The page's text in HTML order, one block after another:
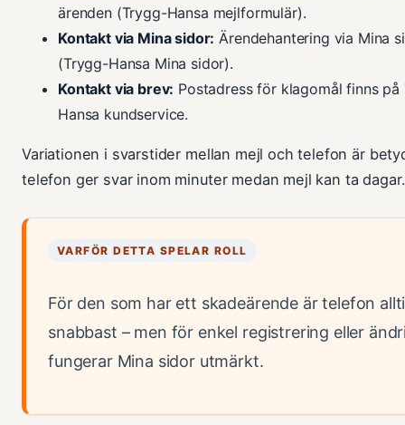
ärenden (Trygg-Hansa mejlformulär).
Kontakt via Mina sidor: Ärendehantering via Mina
(Trygg-Hansa Mina sidor).
Kontakt via brev: Postadress för klagomål finns på
Hansa kundservice.
Variationen i svarstider mellan mejl och telefon är
telefon ger svar inom minuter medan mejl kan ta dagar.
VARFÖR DETTA SPELAR ROLL
För den som har ett skadeärende är telefon
snabbast – men för enkel registrering eller
fungerar Mina sidor utmärkt.